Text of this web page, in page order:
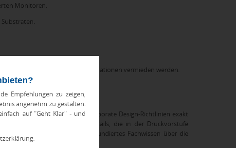
Empfehlungen zu zeigen,
angenehm zu gestalten.
auf "Geht Klar" - und
Monitoren.
entsprechen und Reklamationen vermieden werden.
wichtige Rolle, da Corporate Design-Richtlinien exakt
Hausfarben oder filigrane Details, die in der Druckvorstufe
und Materialien erfordert fundiertes Fachwissen über die